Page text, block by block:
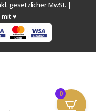
gesetzlicher MwSt. |
mit ♥
0